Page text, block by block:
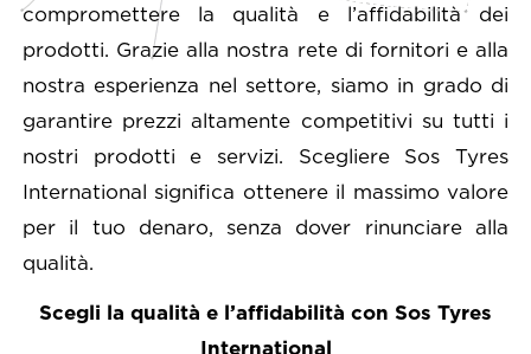
compromettere la qualità e l’affidabilità dei
prodotti. Grazie alla nostra rete di fornitori e alla
nostra esperienza nel settore, siamo in grado di
garantire prezzi altamente competitivi su tutti i
nostri prodotti e servizi. Scegliere Sos Tyres
International significa ottenere il massimo valore
per il tuo denaro, senza dover rinunciare alla
qualità.
Scegli la qualità e l’affidabilità con Sos Tyres
International